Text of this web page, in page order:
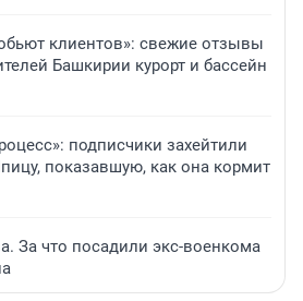
клиентов»: свежие отзывы
Башкирии курорт и бассейн
подписчики захейтили
показавшую, как она кормит
За что посадили экс-военкома